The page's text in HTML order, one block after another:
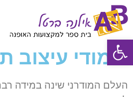
פתח סרגל נגישות
לימודי עיצוב
העלם המודרני שינה במידה